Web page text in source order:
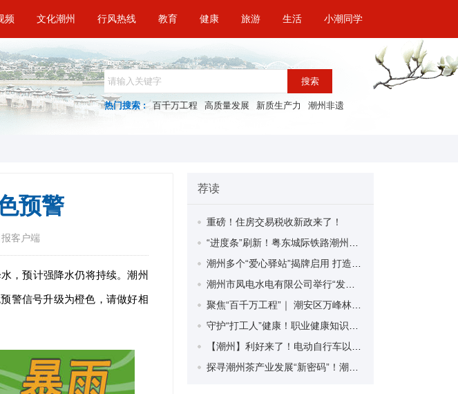
频 文化潮州 行风热线 教育 健康 旅游 生活 小潮同学
搜索
热门搜索 : 百千万工程 高质量发展 新质生产力 潮州非遗
预警
客户端
，预计强降水仍将持续。潮州
警信号升级为橙色，请做好相
荐读
重磅！住房交易税收新政来了！